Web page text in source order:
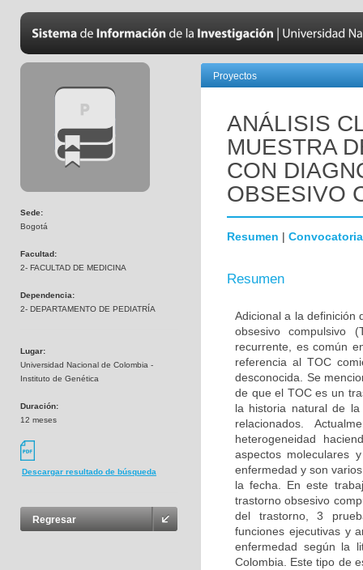
Sede:
Bogotá
Facultad:
2- FACULTAD DE MEDICINA
Dependencia:
2- DEPARTAMENTO DE PEDIATRÍA
Lugar:
Universidad Nacional de Colombia -
Instituto de Genética
Duración:
12 meses
Descargar resultado de búsqueda
Regresar
Proyectos
ANÁLISIS
MUESTRA
CON
OBSESIVO
Resumen | Convocatoria
Resumen
Adicional a la definición
obsesivo compulsivo
recurrente, es común
referencia al TOC
desconocida. Se
de que el TOC es un
la historia natural de
relacionados.
heterogeneidad
aspectos moleculares
enfermedad y son
la fecha. En este
trastorno obsesivo
del trastorno, 3
funciones ejecutivas y
enfermedad según la
Colombia. Este tipo de